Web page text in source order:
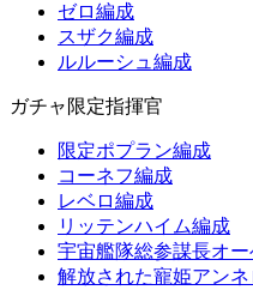
ゼロ編成
スザク編成
ルルーシュ編成
ガチャ限定指揮官
限定ポプラン編成
コーネフ編成
レベロ編成
リッテンハイム編成
宇宙艦隊総参謀長オ
解放された寵姫アン